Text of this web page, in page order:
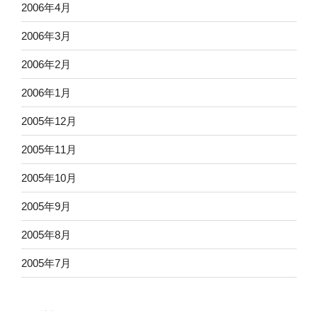
2006年4月
2006年3月
2006年2月
2006年1月
2005年12月
2005年11月
2005年10月
2005年9月
2005年8月
2005年7月